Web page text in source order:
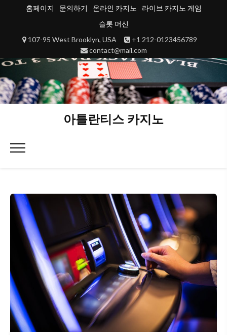
홈페이지 문의하기 온라인 카지노
라이브 카지노 게임
슬롯 머신
107-95 West Brooklyn, USA
+1 212-0123456789
contact@mail.com
아틀란티스 카지노
Primary